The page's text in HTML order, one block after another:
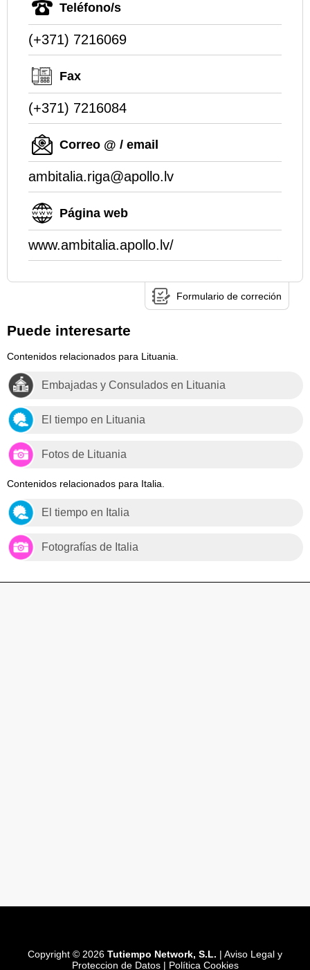
Teléfono/s
(+371) 7216069
Fax
(+371) 7216084
Correo @ / email
ambitalia.riga@apollo.lv
Página web
www.ambitalia.apollo.lv/
Formulario de correción
Puede interesarte
Contenidos relacionados para Lituania.
Embajadas y Consulados en Lituania
El tiempo en Lituania
Fotos de Lituania
Contenidos relacionados para Italia.
El tiempo en Italia
Fotografías de Italia
Copyright © 2026 Tutiempo Network, S.L. | Aviso Legal y
Proteccion de Datos| Política Cookies